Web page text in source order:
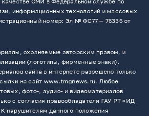
информационных технологий и массовых
номер: Эл № ФС77 — 76336 от
охраняемые авторским правом, и
(логотипы, фирменные знаки).
сайта в интернете разрешено только
на сайт www.tmgnews.ru. Любое
фото-, аудио- и видеоматериалов
с согласия правообладателя ГАУ РТ «ИД
нарушителям данного положения